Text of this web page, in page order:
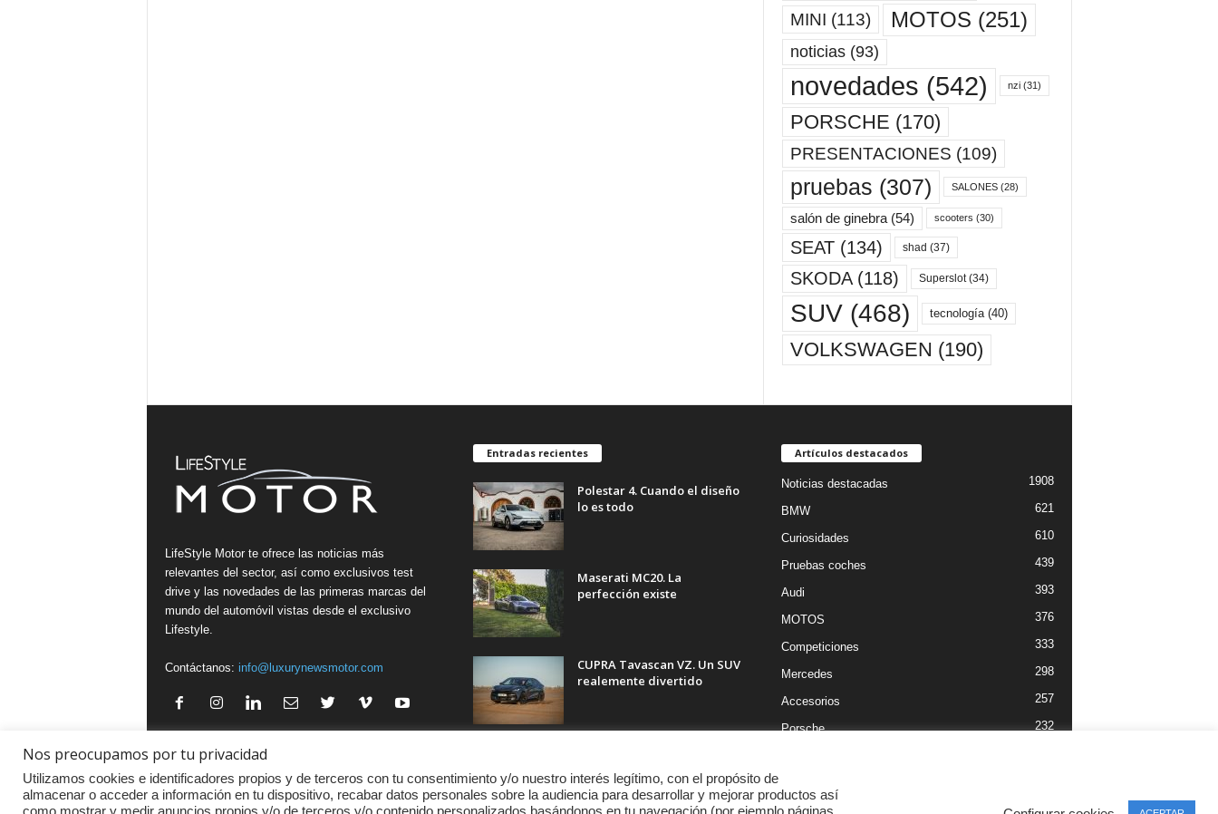
MINI (113) MOTOS (251)
noticias(93)
novedades (542) nzi(31)
PORSCHE (170)
PRESENTACIONES (109)
pruebas (307) SALONES(28)
salón de ginebra(54) scooters (30)
SEAT(134) shad (37)
SKODA(118) Superslot(34)
SUV(468) tecnología(40)
VOLKSWAGEN (190)
LifeStyle Motor te ofrece las noticias más
relevantes del sector, así como exclusivos test
drive y las novedades de las primeras marcas del
mundo del automóvil vistas desde el exclusivo
Lifestyle.
Contáctanos: info@luxurynewsmotor.com
Entradas recientes
Polestar 4. Cuando el diseño
lo es todo
Maserati MC20. La
perfección existe
CUPRA Tavascan VZ. Un SUV
realemente divertido
Artículos destacados
Noticias destacadas 1908
BMW 621
Curiosidades 610
Pruebas coches 439
Audi 393
MOTOS 376
Competiciones 333
Mercedes 298
Accesorios 257
Porsche 232
Nos preocupamos por tu privacidad
Utilizamos cookies e identificadores propios y de terceros con tu consentimiento y/o nuestro interés legítimo, con el propósito de
almacenar o acceder a información en tu dispositivo, recabar datos personales sobre la audiencia para desarrollar y mejorar productos así